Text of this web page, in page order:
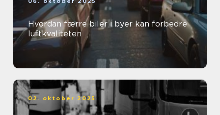
Hvordan færre biler i byer kan forbedre
luftkvaliteten
02. oktober 2025